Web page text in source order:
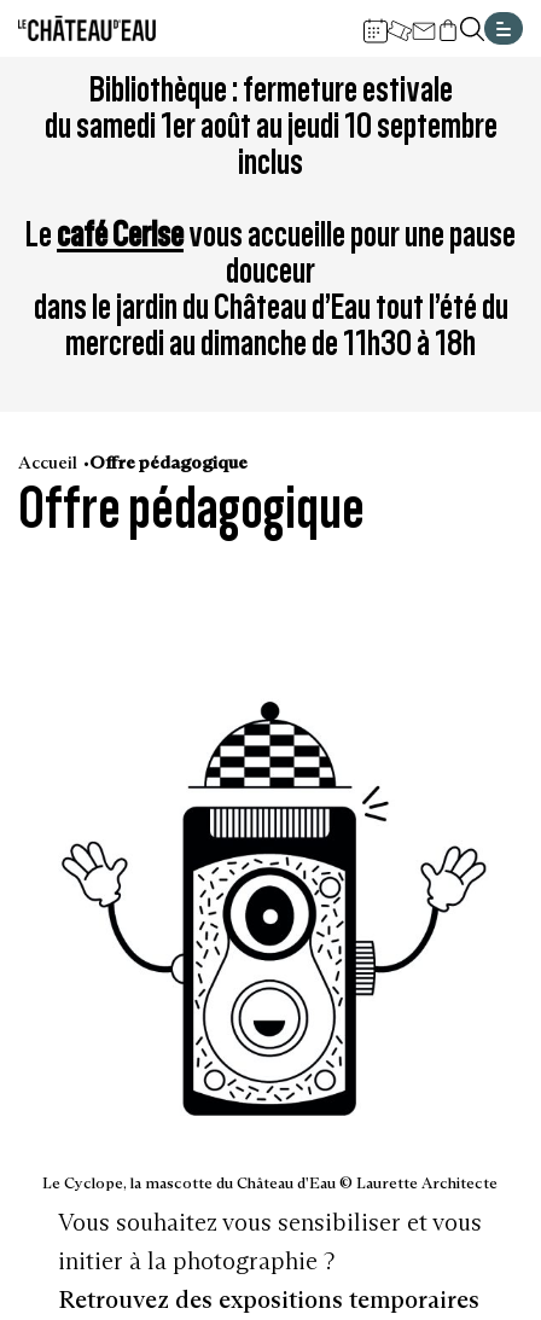
Aller
contenu
Aller
à
la
navigation
à
la
recherche
Aller
au
pied
plan
Bibliothèque : fermeture estivale
du samedi 1er août au jeudi 10 septembre
inclus
Lecafé Cerisevous accueille pour une pause
douceur
dans le jardin du Château d’Eau tout l’été du
mercredi au dimanche de 11h30 à 18h
Accueil Offre pédagogique
Offre pédagogique
Vous souhaitez vous sensibiliser et vous
initier à la photographie ?
Retrouvez des expositions temporaires
Le Cyclope, la mascotte du Château d'Eau © Laurette Architecte